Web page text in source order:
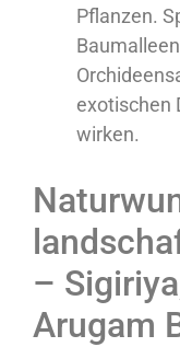
Pflanzen.
exotischen
wirken.
–
Arugam